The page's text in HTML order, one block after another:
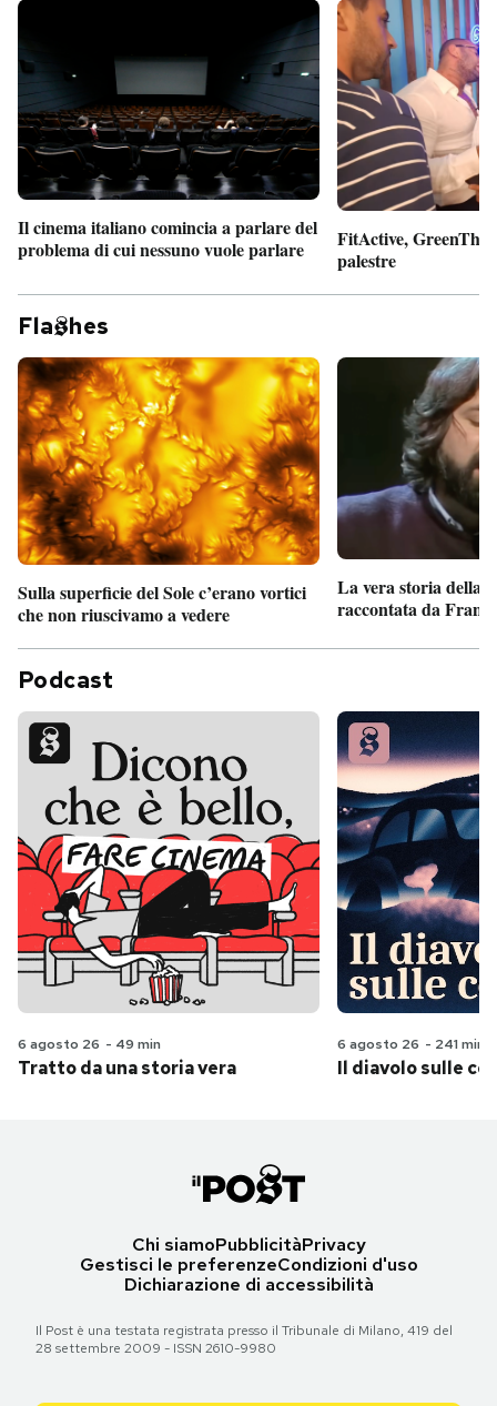
Il cinema italiano comincia a parlare del
problema di cui nessuno vuole parlare
FitActive,
palestre
Fla hes
Sulla superficie del Sole c’erano vortici
che non riuscivamo a vedere
La vera storia della
raccontata da
Podcast
6 agosto 26 - 49 min
Tratto da una storia vera
6 agosto 26 - 241 min
Il diavolo sulle
Chi siamoPubblicitàPrivacy
Gestisci le preferenzeCondizioni d'uso
Dichiarazione di accessibilità
Il Post è una testata registrata presso il Tribunale di Milano, 419 del
28 settembre 2009 - ISSN 2610-9980